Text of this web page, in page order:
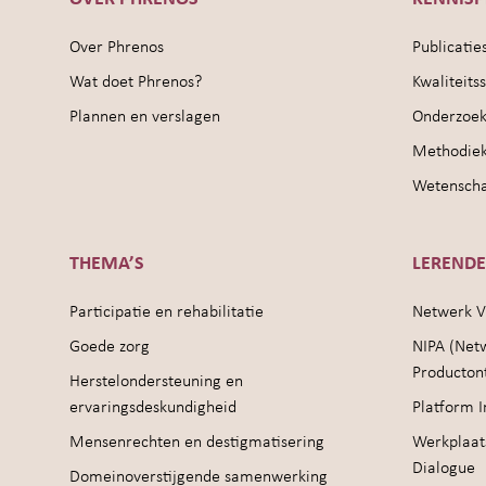
Over Phrenos
Wat doet Phrenos?
Plannen en verslagen
THEMA’S
Participatie en rehabilitatie
Goede zorg
Herstelondersteuning en
ervaringsdeskundigheid
Mensenrechten en destigmatisering
Domeinoverstijgende samenwerking
Netwerk
NIPA
Platform
Dialogue